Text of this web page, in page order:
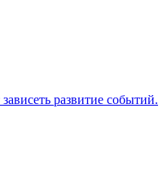
развитие событий.